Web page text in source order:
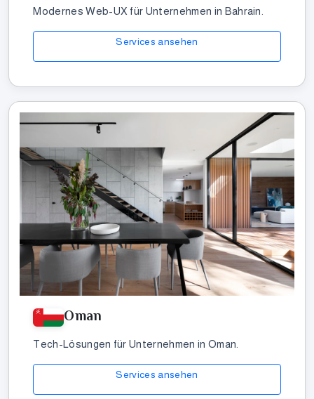
Modernes Web-UX für Unternehmen in Bahrain.
Services ansehen
Oman
Tech-Lösungen für Unternehmen in Oman.
Services ansehen